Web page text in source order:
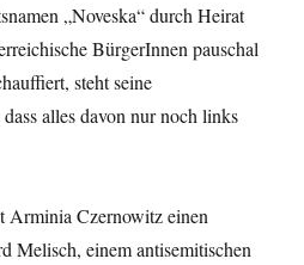
„Noveska“ durch Heirat
BürgerInnen pauschal
steht seine
alles davon nur noch links
Arminia Czernowitz einen
Melisch, einem antisemitischen